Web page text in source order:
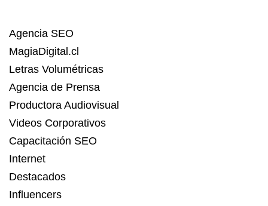
Agencia SEO
MagiaDigital.cl
Letras Volumétricas
Agencia de Prensa
Productora Audiovisual
Videos Corporativos
Capacitación SEO
Internet
Destacados
Influencers